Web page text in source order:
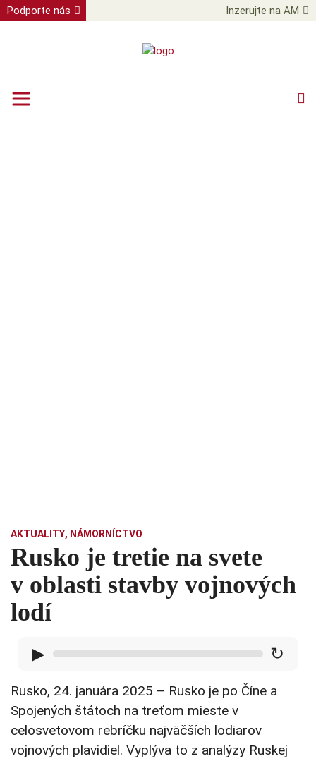
Podporte nás Inzerujte na AM
AKTUALITY, NÁMORNÍCTVO
Rusko je tretie na svete
v oblasti stavby vojnových
lodí
▶ ↻
Rusko, 24. januára 2025 – Rusko je po Číne a
Spojených štátoch na treťom mieste v
celosvetovom rebríčku najväčších lodiarov
vojnových plavidiel. Vyplýva to z analýzy Ruskej